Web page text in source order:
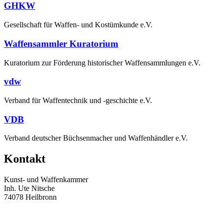
GHKW
Gesellschaft für Waffen- und Kostümkunde e.V.
Waffensammler Kuratorium
Kuratorium zur Förderung historischer Waffensammlungen e.V.
vdw
Verband für Waffentechnik und -geschichte e.V.
VDB
Verband deutscher Büchsenmacher und Waffenhändler e.V.
Kontakt
Kunst- und Waffenkammer
Inh. Ute Nitsche
74078 Heilbronn